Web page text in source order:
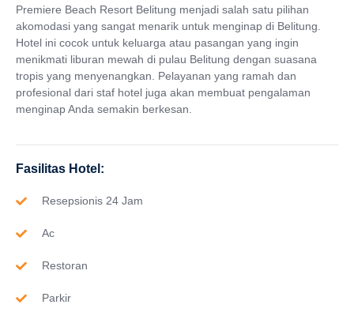
Premiere Beach Resort Belitung menjadi salah satu pilihan
akomodasi yang sangat menarik untuk menginap di Belitung.
Hotel ini cocok untuk keluarga atau pasangan yang ingin
menikmati liburan mewah di pulau Belitung dengan suasana
tropis yang menyenangkan. Pelayanan yang ramah dan
profesional dari staf hotel juga akan membuat pengalaman
menginap Anda semakin berkesan.
Fasilitas Hotel:
Resepsionis 24 Jam
Ac
Restoran
Parkir